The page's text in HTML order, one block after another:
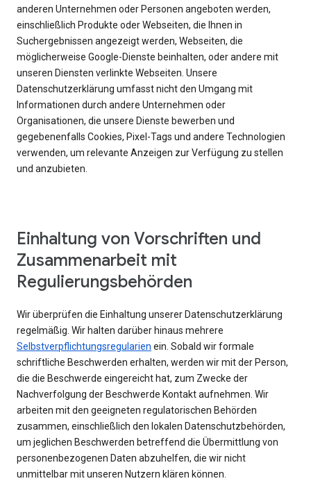
anderen Unternehmen oder Personen angeboten werden,
einschließlich Produkte oder Webseiten, die Ihnen in
Suchergebnissen angezeigt werden, Webseiten, die
möglicherweise Google-Dienste beinhalten, oder andere mit
unseren Diensten verlinkte Webseiten. Unsere
Datenschutzerklärung umfasst nicht den Umgang mit
Informationen durch andere Unternehmen oder
Organisationen, die unsere Dienste bewerben und
gegebenenfalls Cookies, Pixel-Tags und andere Technologien
verwenden, um relevante Anzeigen zur Verfügung zu stellen
und anzubieten.
Einhaltung von Vorschriften und
Zusammenarbeit mit
Regulierungsbehörden
Wir überprüfen die Einhaltung unserer Datenschutzerklärung
regelmäßig. Wir halten darüber hinaus mehrere
Selbstverpflichtungsregularien ein. Sobald wir formale
schriftliche Beschwerden erhalten, werden wir mit der Person,
die die Beschwerde eingereicht hat, zum Zwecke der
Nachverfolgung der Beschwerde Kontakt aufnehmen. Wir
arbeiten mit den geeigneten regulatorischen Behörden
zusammen, einschließlich den lokalen Datenschutzbehörden,
um jeglichen Beschwerden betreffend die Übermittlung von
personenbezogenen Daten abzuhelfen, die wir nicht
unmittelbar mit unseren Nutzern klären können.